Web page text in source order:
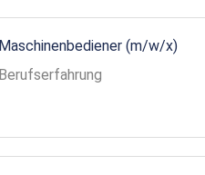
Maschinenbediener (m/w/x)
Berufserfahrung